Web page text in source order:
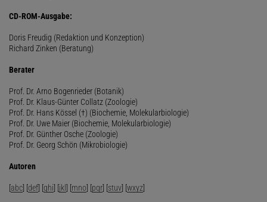
CD-ROM-Ausgabe:
Doris Freudig (Redaktion und Konzeption)
Richard Zinken (Beratung)
Berater
Prof. Dr. Arno Bogenrieder (Botanik)
Prof. Dr. Klaus-Günter Collatz (Zoologie)
Prof. Dr. Hans Kössel (†) (Biochemie, Molekularbiologie)
Prof. Dr. Uwe Maier (Biochemie, Molekularbiologie)
Prof. Dr. Günther Osche (Zoologie)
Prof. Dr. Georg Schön (Mikrobiologie)
Autoren
[abc] [def] [ghi] [jkl] [mno] [pqr] [stuv] [wxyz]